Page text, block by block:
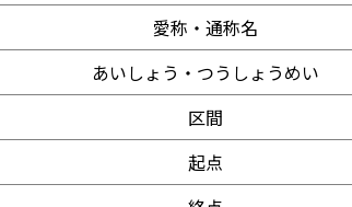
愛称・通称名
あいしょう・つうしょうめい
区間
起点